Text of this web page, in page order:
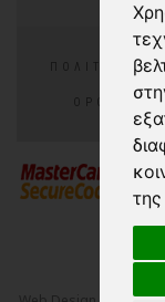
ΠΟΛΙΤΙΚΉ
ΌΡΟΙ